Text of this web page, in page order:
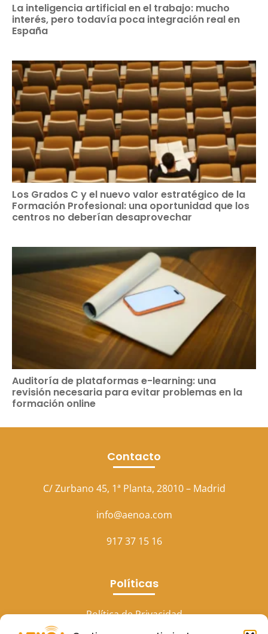
La inteligencia artificial en el trabajo: mucho
interés, pero todavía poca integración real en
España
Los Grados C y el nuevo valor estratégico de la
Formación Profesional: una oportunidad que los
centros no deberían desaprovechar
Auditoría de plataformas e-learning: una
revisión necesaria para evitar problemas en la
formación online
Contacto
C/ Zurbano 45, 1ª Planta, 28010 – Madrid
info@aenoa.com
917 37 15 16
Políticas
Política de Privacidad